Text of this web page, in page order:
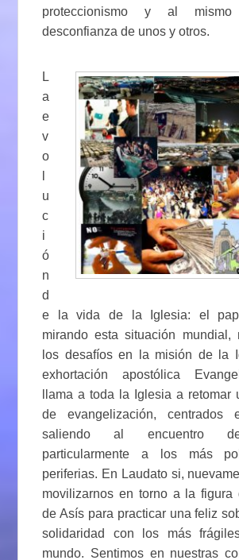
proteccionismo y al
desconfianza de unos y otros.
L
a
e
v
o
u
c
i
ó
n
d
e la vida de la Iglesia: el
mirando esta situación mundial,
los desafíos en la misión de la
exhortación apostólica
llama a toda la Iglesia a retomar
de evangelización, centrados
saliendo al encuentro
particularmente a los más
periferias. En Laudato si,
movilizarnos en torno a la figura
de Asís para practicar una feliz
solidaridad con los más
mundo. Sentimos en nuestras